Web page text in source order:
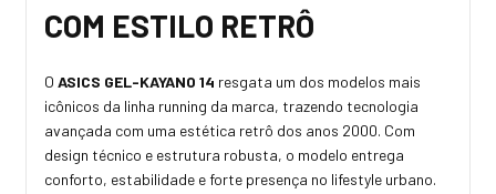
COM ESTILO RETRÔ
O ASICS GEL-KAYANO 14 resgata um dos modelos mais
icônicos da linha running da marca, trazendo tecnologia
avançada com uma estética retrô dos anos 2000. Com
design técnico e estrutura robusta, o modelo entrega
conforto, estabilidade e forte presença no lifestyle urbano.